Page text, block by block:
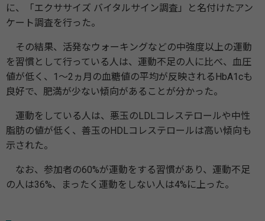
に、「エクササイズ バイタルサイン調査」と名付けたアン
ケート調査を行った。
その結果、活発なウォーキングなどの中強度以上の運動
を習慣として行っている人は、運動不足の人に比べ、血圧
値が低く、1～2ヵ月の血糖値の平均が反映されるHbA1cも
良好で、肥満が少ない傾向があることが分かった。
運動をしている人は、悪玉のLDLコレステロールや中性
脂肪の値が低く、善玉のHDLコレステロールは高い傾向も
示された。
なお、参加者の60%が運動をする習慣があり、運動不足
の人は36%、まったく運動をしない人は4%に上った。